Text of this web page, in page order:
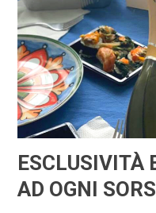
ESCLUSIVITÀ
AD OGNI